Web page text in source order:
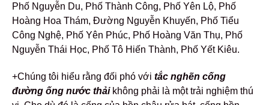
Phố Nguyễn Du, Phố Thành Công, Phố Yên Lộ, Phố
Hoàng Hoa Thám, Đường Nguyễn Khuyến, Phố Tiểu
Công Nghệ, Phố Yên Phúc, Phố Hoàng Văn Thụ, Phố
Nguyễn Thái Học, Phố Tô Hiến Thành, Phố Yết Kiêu.
+Chúng tôi hiểu rằng đối phó với tắc nghẽn cống
đường ống nước thảikhông phải là một trải nghiệm thú